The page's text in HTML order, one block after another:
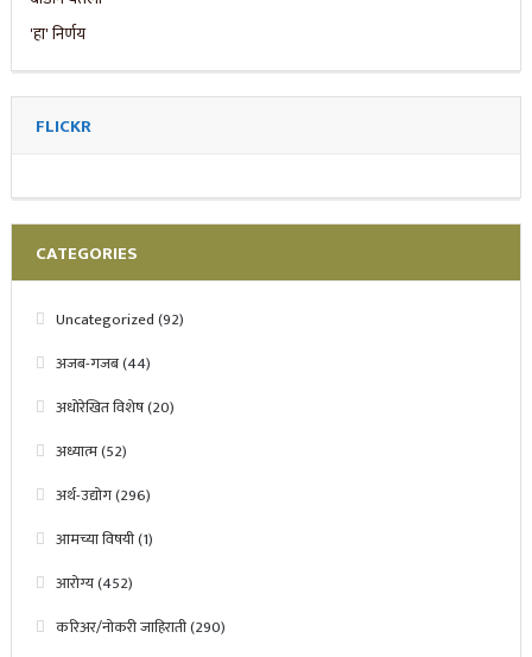
FLICKR
CATEGORIES
Uncategorized(92)
अजब-गजब(44)
अधोरेखित विशेष(20)
अध्यात्म(52)
अर्थ-उद्योग(296)
आमच्या विषयी(1)
आरोग्य(452)
करिअर/नोकरी जाहिराती(290)